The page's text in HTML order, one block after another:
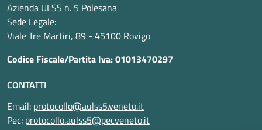
Azienda ULSS n. 5 Polesana
Sede Legale:
Viale Tre Martiri, 89 - 45100 Rovigo
Codice Fiscale/Partita Iva: 01013470297
CONTATTI
Email: protocollo@aulss5.veneto.it
Pec: protocollo.aulss5@pecveneto.it